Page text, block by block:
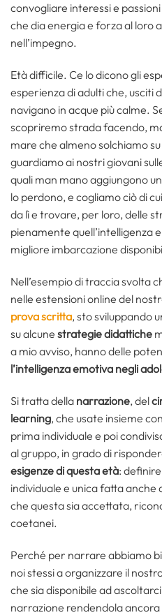
convogliare interessi e
che dia energia e forza al loro
nell’impegno.
Età difficile. Ce lo dicono gli
esperienza di adulti che, usciti
navigano in acque più calme.
scopriremo strada facendo,
mare che almeno solchiamo su
guardiamo ai nostri giovani
quali man mano aggiungono
lo perdono, e cogliamo ciò di
da lì e trovare, per loro, delle
pienamente quell’intelligenza
migliore imbarcazione
Nell’esempio di traccia svolta
nelle estensioni online del
prova scritta, sto sviluppando
su alcune strategie didattiche
a mio avviso, hanno delle
l’intelligenza emotiva negli
Si tratta della narrazione, del
learning, che usate insieme
prima individuale e poi
al gruppo, in grado di
esigenze di questa età:
individuale e unica fatta anche
che questa sia accettata,
coetanei.
Perché per narrare abbiamo
noi stessi a organizzare il
che sia disponibile ad
narrazione rendendola ancora